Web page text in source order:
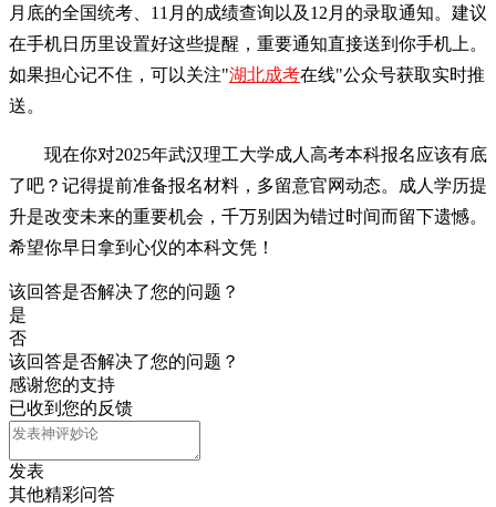
月底的全国统考、11月的成绩查询以及12月的录取通知。建议
在手机日历里设置好这些提醒，重要通知直接送到你手机上。
如果担心记不住，可以关注"湖北成考在线"公众号获取实时推
送。
现在你对2025年武汉理工大学成人高考本科报名应该有底
了吧？记得提前准备报名材料，多留意官网动态。成人学历提
升是改变未来的重要机会，千万别因为错过时间而留下遗憾。
希望你早日拿到心仪的本科文凭！
该回答是否解决了您的问题？
是
否
该回答是否解决了您的问题？
感谢您的支持
已收到您的反馈
发表
其他精彩问答